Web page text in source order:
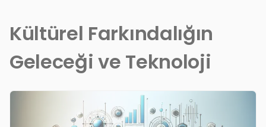
Kültürel Farkındalığın
Geleceği ve Teknoloji